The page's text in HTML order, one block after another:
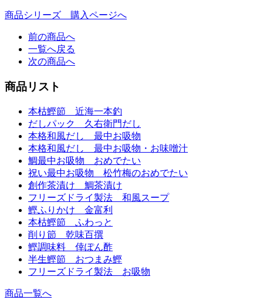
商品シリーズ 購入ページへ
前の商品へ
一覧へ戻る
次の商品へ
商品リスト
本枯鰹節 近海一本釣
だしパック 久右衛門だし
本格和風だし 最中お吸物
本格和風だし 最中お吸物・お味噌汁
鯛最中お吸物 おめでたい
祝い最中お吸物 松竹梅のおめでたい
創作茶漬け 鯛茶漬け
フリーズドライ製法 和風スープ
鰹ふりかけ 金富利
本枯鰹節 ふわっと
削り節 乾味百撰
鰹調味料 倖ぽん酢
半生鰹節 おつまみ鰹
フリーズドライ製法 お吸物
商品一覧へ